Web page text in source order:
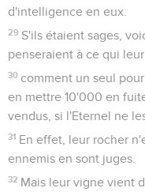
d'intelligence en eux.
29 S'ils étaient sages,
penseraient à ce qui
30 comment un seul
en mettre 10'000 en
vendus, si l'Eternel ne
31 En effet, leur rocher
ennemis en sont juges.
32 Mais leur vigne vient